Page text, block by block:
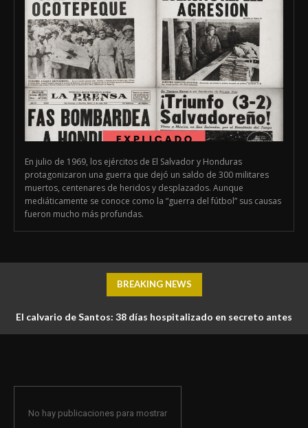
En julio de 1969, los ejércitos de El Salvador y Honduras
protagonizaron una guerra que dejó un saldo de 300 militares
muertos, centenares de heridos y desplazados. Aunque
mediáticamente se conoce como la “guerra del fútbol” sus causas
fueron mucho más profundas.
BREAKING NEWS
El calvario de Santos: 38 días hospitalizado en secreto antes
No hay publicaciones para mostrar